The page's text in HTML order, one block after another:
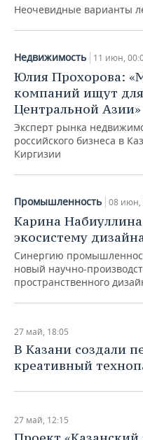
КИБЕРСПОРТ
ВОДНЫЕ ВИДЫ
ХОККЕЙ С МЯЧОМ
КУЛЬТУРА
ОБРАЗОВАНИЕ
ПРОИСШЕСТВИЯ
СПИСОК КОМПАНИЙ
Неочевидные варианты
Недвижимость 11 июн,
Юлия Прохорова:
компаний ищут
Центральной Азии»
Эксперт рынка
российского бизнеса в
Киргизии
Промышленность 08 июн,
Карина
экосистему
Синергию
новый научно-
пространственного
27 май, 18:05
В Казани создали
креативный
27 май, 12:15